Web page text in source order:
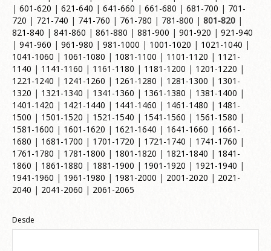
| 601-620 | 621-640 | 641-660 | 661-680 | 681-700 | 701-
720 | 721-740 | 741-760 | 761-780 | 781-800 | 801-820 |
821-840 | 841-860 | 861-880 | 881-900 | 901-920 | 921-940
| 941-960 | 961-980 | 981-1000 | 1001-1020 | 1021-1040 |
1041-1060 | 1061-1080 | 1081-1100 | 1101-1120 | 1121-
1140 | 1141-1160 | 1161-1180 | 1181-1200 | 1201-1220 |
1221-1240 | 1241-1260 | 1261-1280 | 1281-1300 | 1301-
1320 | 1321-1340 | 1341-1360 | 1361-1380 | 1381-1400 |
1401-1420 | 1421-1440 | 1441-1460 | 1461-1480 | 1481-
1500 | 1501-1520 | 1521-1540 | 1541-1560 | 1561-1580 |
1581-1600 | 1601-1620 | 1621-1640 | 1641-1660 | 1661-
1680 | 1681-1700 | 1701-1720 | 1721-1740 | 1741-1760 |
1761-1780 | 1781-1800 | 1801-1820 | 1821-1840 | 1841-
1860 | 1861-1880 | 1881-1900 | 1901-1920 | 1921-1940 |
1941-1960 | 1961-1980 | 1981-2000 | 2001-2020 | 2021-
2040 | 2041-2060 | 2061-2065
Desde